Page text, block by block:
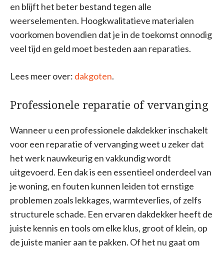
en blijft het beter bestand tegen alle
weerselementen. Hoogkwalitatieve materialen
voorkomen bovendien dat je in de toekomst onnodig
veel tijd en geld moet besteden aan reparaties.
Lees meer over: dakgoten.
Professionele reparatie of vervanging
Wanneer u een professionele dakdekker inschakelt
voor een reparatie of vervanging weet u zeker dat
het werk nauwkeurig en vakkundig wordt
uitgevoerd. Een dak is een essentieel onderdeel van
je woning, en fouten kunnen leiden tot ernstige
problemen zoals lekkages, warmteverlies, of zelfs
structurele schade. Een ervaren dakdekker heeft de
juiste kennis en tools om elke klus, groot of klein, op
de juiste manier aan te pakken. Of het nu gaat om